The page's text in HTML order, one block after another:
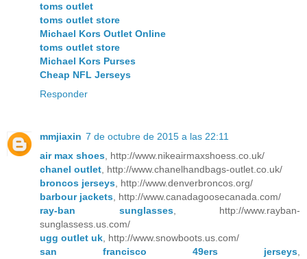
toms outlet
toms outlet store
Michael Kors Outlet Online
toms outlet store
Michael Kors Purses
Cheap NFL Jerseys
Responder
mmjiaxin 7 de octubre de 2015 a las 22:11
air max shoes, http://www.nikeairmaxshoess.co.uk/
chanel outlet, http://www.chanelhandbags-outlet.co.uk/
broncos jerseys, http://www.denverbroncos.org/
barbour jackets, http://www.canadagoosecanada.com/
ray-ban sunglasses, http://www.rayban-
sunglassess.us.com/
ugg outlet uk, http://www.snowboots.us.com/
san francisco 49ers jerseys,